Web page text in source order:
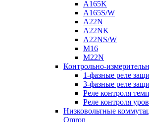
A165K
A165S/W
A22N
A22NK
A22NS/W
M16
M22N
Контрольно-
1-фазные реле
3-фазные реле
Реле контроля
Реле контроля
Низковольтные
Omron